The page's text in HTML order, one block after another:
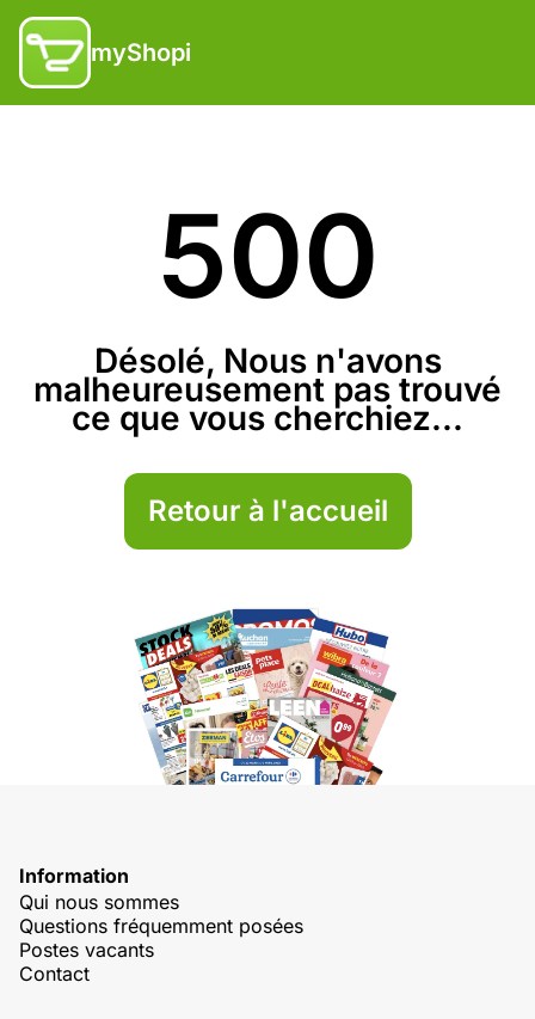
myShopi
500
Désolé, Nous n'avons
malheureusement pas trouvé
ce que vous cherchiez...
Retour à l'accueil
Information
Qui nous sommes
Questions fréquemment posées
Postes vacants
Contact